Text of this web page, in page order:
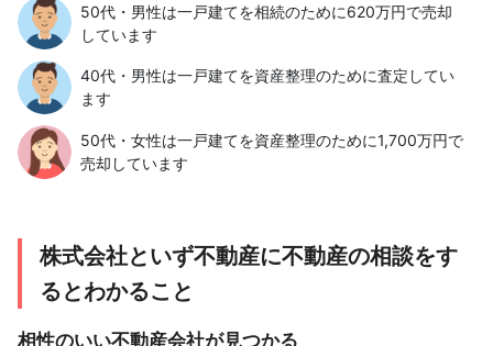
50代・男性は一戸建てを相続のために620万円で売却
しています
40代・男性は一戸建てを資産整理のために査定してい
ます
50代・女性は一戸建てを資産整理のために1,700万円で
売却しています
株式会社といず不動産に不動産の相談をす
るとわかること
相性のいい不動産会社が見つかる